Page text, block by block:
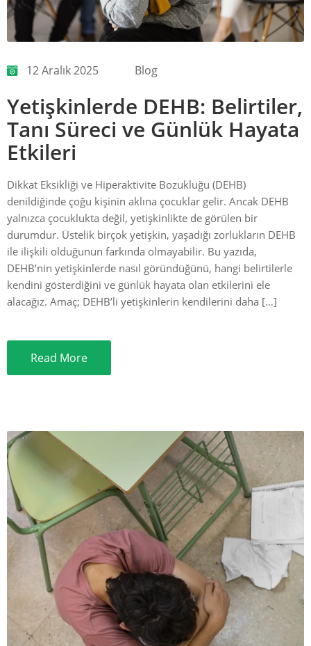
12 Aralık 2025 Blog
Yetişkinlerde DEHB: Belirtiler,
Tanı Süreci ve Günlük Hayata
Etkileri
Dikkat Eksikliği ve Hiperaktivite Bozukluğu (DEHB)
denildiğinde çoğu kişinin aklına çocuklar gelir. Ancak DEHB
yalnızca çocuklukta değil, yetişkinlikte de görülen bir
durumdur. Üstelik birçok yetişkin, yaşadığı zorlukların DEHB
ile ilişkili olduğunun farkında olmayabilir. Bu yazıda,
DEHB’nin yetişkinlerde nasıl göründüğünü, hangi belirtilerle
kendini gösterdiğini ve günlük hayata olan etkilerini ele
alacağız. Amaç; DEHB’li yetişkinlerin kendilerini daha […]
Read More